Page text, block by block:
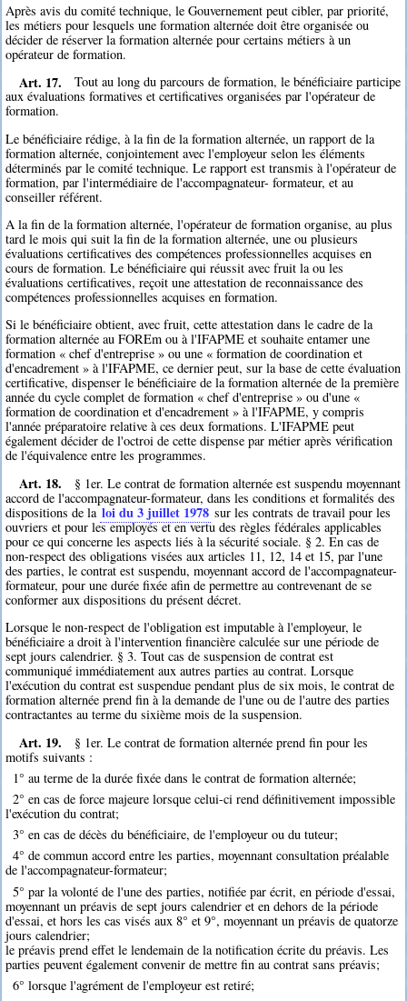
Après avis du comité technique, le Gouvernement peut cibler, par priorité,
les métiers pour lesquels une formation alternée doit être organisée ou
décider de réserver la formation alternée pour certains métiers à un
opérateur de formation.
Art. 17.
Tout au long du parcours de formation, le bénéficiaire participe
aux évaluations formatives et certificatives organisées par l'opérateur de
formation.
Le bénéficiaire rédige, à la fin de la formation alternée, un rapport de la
formation alternée, conjointement avec l'employeur selon les éléments
déterminés par le comité technique. Le rapport est transmis à l'opérateur de
formation, par l'intermédiaire de l'accompagnateur- formateur, et au
conseiller référent.
A la fin de la formation alternée, l'opérateur de formation organise, au plus
tard le mois qui suit la fin de la formation alternée, une ou plusieurs
évaluations certificatives des compétences professionnelles acquises en
cours de formation. Le bénéficiaire qui réussit avec fruit la ou les
évaluations certificatives, reçoit une attestation de reconnaissance des
compétences professionnelles acquises en formation.
Si le bénéficiaire obtient, avec fruit, cette attestation dans le cadre de la
formation alternée au FOREm ou à l'IFAPME et souhaite entamer une
formation « chef d'entreprise » ou une « formation de coordination et
d'encadrement » à l'IFAPME, ce dernier peut, sur la base de cette évaluation
certificative, dispenser le bénéficiaire de la formation alternée de la première
année du cycle complet de formation « chef d'entreprise » ou d'une «
formation de coordination et d'encadrement » à l'IFAPME, y compris
l'année préparatoire relative à ces deux formations. L'IFAPME peut
également décider de l'octroi de cette dispense par métier après vérification
de l'équivalence entre les programmes.
Art. 18.
§ 1er. Le contrat de formation alternée est suspendu moyennant
accord de l'accompagnateur-formateur, dans les conditions et formalités des
dispositions de la loi du 3 juillet 1978 sur les contrats de travail pour les
ouvriers et pour les employés et en vertu des règles fédérales applicables
pour ce qui concerne les aspects liés à la sécurité sociale. § 2. En cas de
non-respect des obligations visées aux articles 11, 12, 14 et 15, par l'une
des parties, le contrat est suspendu, moyennant accord de l'accompagnateur-
formateur, pour une durée fixée afin de permettre au contrevenant de se
conformer aux dispositions du présent décret.
Lorsque le non-respect de l'obligation est imputable à l'employeur, le
bénéficiaire a droit à l'intervention financière calculée sur une période de
sept jours calendrier. § 3. Tout cas de suspension de contrat est
communiqué immédiatement aux autres parties au contrat. Lorsque
l'exécution du contrat est suspendue pendant plus de six mois, le contrat de
formation alternée prend fin à la demande de l'une ou de l'autre des parties
contractantes au terme du sixième mois de la suspension.
Art. 19.
§ 1er. Le contrat de formation alternée prend fin pour les
motifs suivants :
1° au terme de la durée fixée dans le contrat de formation alternée;
2° en cas de force majeure lorsque celui-ci rend définitivement impossible
l'exécution du contrat;
3° en cas de décès du bénéficiaire, de l'employeur ou du tuteur;
4° de commun accord entre les parties, moyennant consultation préalable
de l'accompagnateur-formateur;
5° par la volonté de l'une des parties, notifiée par écrit, en période d'essai,
moyennant un préavis de sept jours calendrier et en dehors de la période
d'essai, et hors les cas visés aux 8° et 9°, moyennant un préavis de quatorze
jours calendrier;
le préavis prend effet le lendemain de la notification écrite du préavis. Les
parties peuvent également convenir de mettre fin au contrat sans préavis;
6° lorsque l'agrément de l'employeur est retiré;